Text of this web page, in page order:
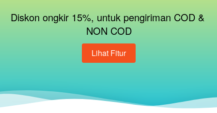
Diskon ongkir 15%, untuk pengiriman COD &
NON COD
`Lihat Fitur